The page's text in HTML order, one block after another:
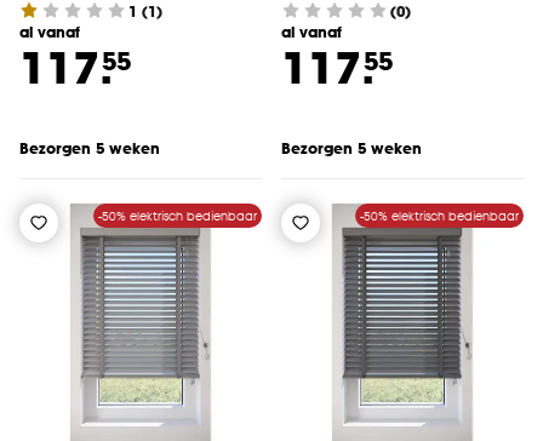
cookieverklaring
1 (1)
al vanaf
117.55
Bezorgen 5 weken
(0)
al vanaf
117.55
Bezorgen 5 weken
-50% elektrisch bedienbaar -50% elektrisch bedienbaar